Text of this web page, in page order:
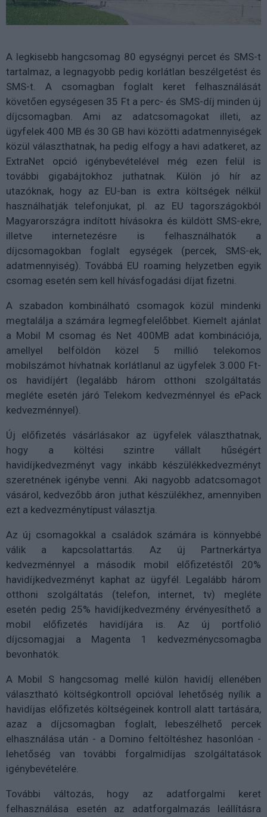
A legkisebb hangcsomag 80 egységnyi percet és SMS-t
tartalmaz, a legnagyobb pedig korlátlan beszélgetést és
SMS-t. A csomagban foglalt keret felhasználását
követően egységesen 35 Ft a perc- és SMS-díj minden új
díjcsomagban. Ami az adatcsomagokat illeti, az
ügyfelek 400 MB és 30 GB havi közötti adatmennyiségek
közül választhatnak, ha pedig elfogy a havi adatkeret, az
ExtraNet opció igénybevételével még ezen felül is
további gigabájtokhoz juthatnak. Külön jó hír az
utazóknak, hogy az EU-ban is extra költségek nélkül
használhatják telefonjukat, pl. az EU tagországokból
Magyarországra indított hívásokra és küldött SMS-ekre,
illetve internetezésre is felhasználhatók a
díjcsomagokban foglalt egységek (percek, SMS-ek,
adatmennyiség). Továbbá EU roaming helyzetben egyik
csomag esetén sem kell hívásfogadási díjat fizetni.
A szabadon kombinálható csomagok közül mindenki
megtalálja a számára legmegfelelőbbet. Kiemelt ajánlat
a Mobil M csomag és Net 400MB adat kombinációja,
amellyel belföldön közel 5 millió telekomos
mobilszámot hívhatnak korlátlanul az ügyfelek 3.000 Ft-
os havidíjért (legalább három otthoni szolgáltatás
megléte esetén járó Telekom kedvezménnyel és ePack
kedvezménnyel).
Új előfizetés vásárlásakor az ügyfelek választhatnak,
hogy a költési szintre vállalt hűségért
havidíjkedvezményt vagy inkább készülékkedvezményt
szeretnének igénybe venni. Aki nagyobb adatcsomagot
vásárol, kedvezőbb áron juthat készülékhez, amennyiben
ezt a kedvezménytípust választja.
Az új csomagokkal a családok számára is könnyebbé
válik a kapcsolattartás. Az új Partnerkártya
kedvezménnyel a második mobil előfizetéstől 20%
havidíjkedvezményt kaphat az ügyfél. Legalább három
otthoni szolgáltatás (telefon, internet, tv) megléte
esetén pedig 25% havidíjkedvezmény érvényesíthető a
mobil előfizetés havidíjára is. Az új portfolió
díjcsomagjai a Magenta 1 kedvezménycsomagba
bevonhatók.
A Mobil S hangcsomag mellé külön havidíj ellenében
választható költségkontroll opcióval lehetőség nyílik a
havidíjas előfizetés költségeinek kontroll alatt tartására,
azaz a díjcsomagban foglalt, lebeszélhető percek
elhasználása után - a Domino feltöltéshez hasonlóan -
lehetőség van további forgalmidíjas szolgáltatások
igénybevételére.
További változás, hogy az adatforgalmi keret
felhasználása esetén az adatforgalmazás leállításra